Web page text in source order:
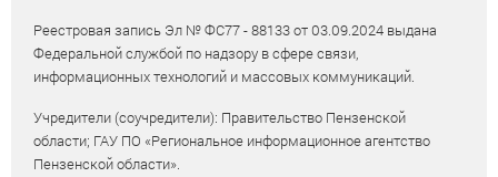
Реестровая запись Эл № ФС77 - 88133 от 03.09.2024 выдана
Федеральной службой по надзору в сфере связи,
информационных технологий и массовых коммуникаций.
Учредители (соучредители): Правительство Пензенской
области; ГАУ ПО «Региональное информационное агентство
Пензенской области».